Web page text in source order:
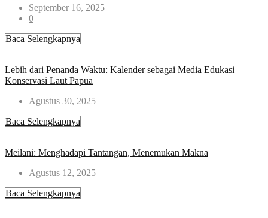
September 16, 2025
0
Baca Selengkapnya
Lebih dari Penanda Waktu: Kalender sebagai Media Edukasi
Konservasi Laut Papua
Agustus 30, 2025
Baca Selengkapnya
Meilani: Menghadapi Tantangan, Menemukan Makna
Agustus 12, 2025
Baca Selengkapnya